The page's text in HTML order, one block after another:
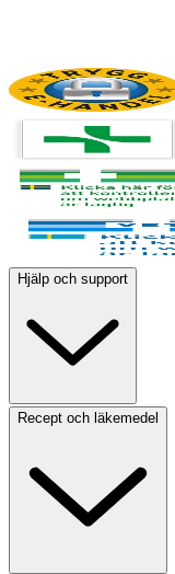
Hjälp och support
Recept och läkemedel